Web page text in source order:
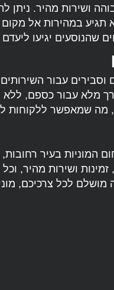
ושירות מהיר. ניתן
תגיע במהירות אל
שהנוסעים יגיעו ליעדם
וסבירים עבור
מלא עבור כספם,
מה שמאפשר ללקוחות
המוניות בעיר
ושירות מהיר,
לכל צרכיכם,